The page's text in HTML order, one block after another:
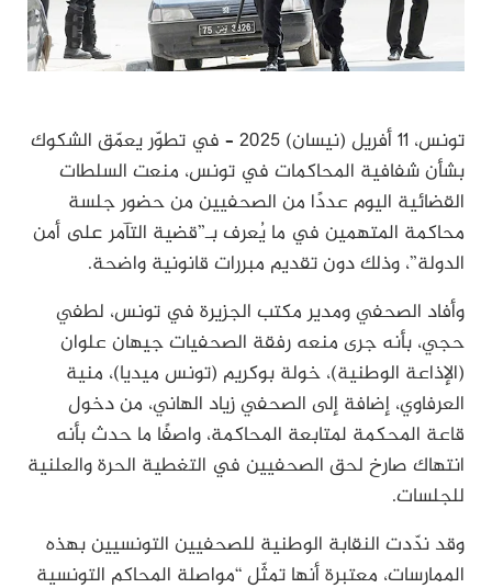
تونس، 11 أفريل (نيسان) 2025 – في تطوّر يعمّق الشكوك
بشأن شفافية المحاكمات في تونس، منعت السلطات
القضائية اليوم عددًا من الصحفيين من حضور جلسة
محاكمة المتهمين في ما يُعرف بـ”قضية التآمر على أمن
الدولة”، وذلك دون تقديم مبررات قانونية واضحة.
وأفاد الصحفي ومدير مكتب الجزيرة في تونس، لطفي
حجي، بأنه جرى منعه رفقة الصحفيات جيهان علوان
(الإذاعة الوطنية)، خولة بوكريم (تونس ميديا)، منية
العرفاوي، إضافة إلى الصحفي زياد الهاني، من دخول
قاعة المحكمة لمتابعة المحاكمة، واصفًا ما حدث بأنه
انتهاك صارخ لحق الصحفيين في التغطية الحرة والعلنية
للجلسات.
وقد ندّدت النقابة الوطنية للصحفيين التونسيين بهذه
الممارسات، معتبرة أنها تمثّل “مواصلة المحاكم التونسية